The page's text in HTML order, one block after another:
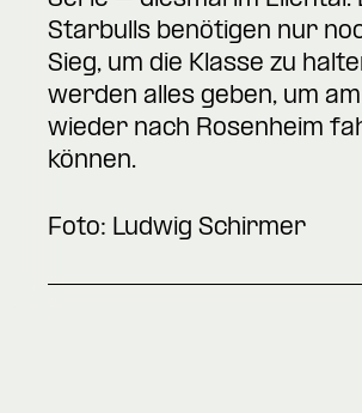
Starbulls benötigen nur
Sieg, um die Klasse zu
werden alles geben, um
wieder nach Rosenheim
können.
Foto: Ludwig Schirmer